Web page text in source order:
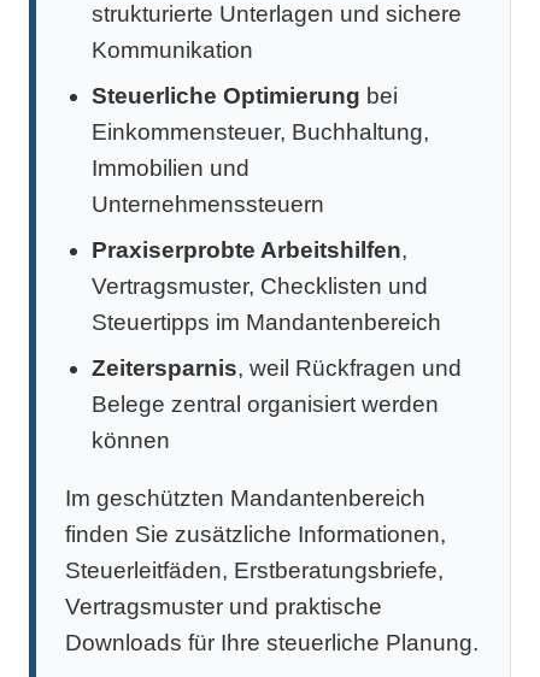
strukturierte Unterlagen und sichere
Kommunikation
Steuerliche Optimierung bei
Einkommensteuer, Buchhaltung,
Immobilien und
Unternehmenssteuern
Praxiserprobte Arbeitshilfen,
Vertragsmuster, Checklisten und
Steuertipps im Mandantenbereich
Zeitersparnis, weil Rückfragen und
Belege zentral organisiert werden
können
Im geschützten Mandantenbereich
finden Sie zusätzliche Informationen,
Steuerleitfäden, Erstberatungsbriefe,
Vertragsmuster und praktische
Downloads für Ihre steuerliche Planung.